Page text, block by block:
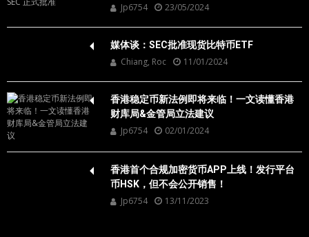
Jp6754 23/05/2024
媒体谈：SEC批准现货比特币ETF
Chiang, Roc 11/01/2024
香港稳定币新法例即将来临！一文读懂香港
财库局&金管局立法建议
Jp6754 02/01/2024
香港首个合规加密货币APP上线！发行平台
币HSK，但不会公开销售！
Jp6754 13/11/2023